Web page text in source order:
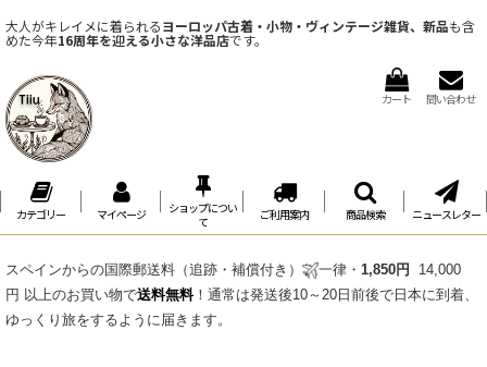
大人がキレイメに着られるヨーロッパ古着・小物・ヴィンテージ雑貨、新品も含
めた今年16周年を迎える小さな洋品店です。
カート 問い合わせ
カテゴリー マイページ
ショップについ
て
ご利用案内 商品検索 ニュースレター
スペインからの国際郵送料（追跡・補償付き） 一律・ 1,850円 14,000
円 以上のお買い物で送料無料！通常は発送後10～20日前後で日本に到着、
ゆっくり旅をするように届きます。